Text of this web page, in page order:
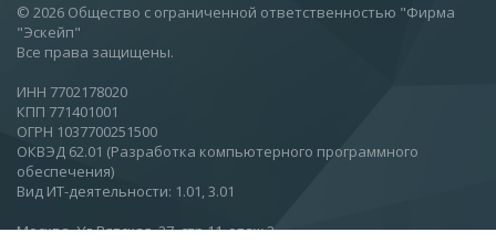
© 2026 Общество с ограниченной ответственностью "Фирма
"Эскейп"
Все права защищены.
ИНН 7702178020
КПП 771401001
ОГРН 1037700251500
ОКВЭД 62.01 (Разработка компьютерного программного
обеспечения)
Вид ИТ-деятельности: 1.01, 3.01
Москва, Ул.Вятская, 27, стр 11, этаж 2.